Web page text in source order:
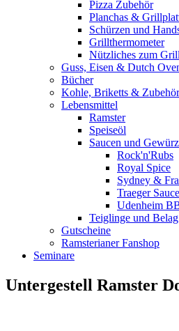
Pizza Zubehör
Planchas &
Schürzen und
Grillthermometer
Nützliches zum
Guss, Eisen & Dutch
Bücher
Kohle, Briketts & Zubehör
Lebensmittel
Ramster
Speiseöl
Saucen und
Rock'n'Rubs
Royal Spice
Sydney &
Traeger
Udenheim
Teiglinge und Belag
Gutscheine
Ramsterianer Fanshop
Seminare
Untergestell Ramster